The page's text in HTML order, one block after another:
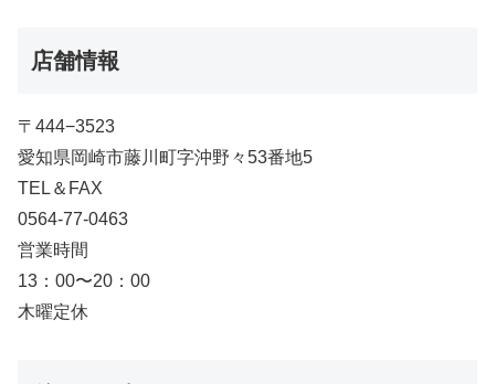
店舗情報
〒444−3523
愛知県岡崎市藤川町字沖野々53番地5
TEL＆FAX
0564-77-0463
営業時間
13：00〜20：00
木曜定休